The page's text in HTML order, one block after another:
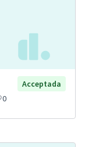
Acceptada
0